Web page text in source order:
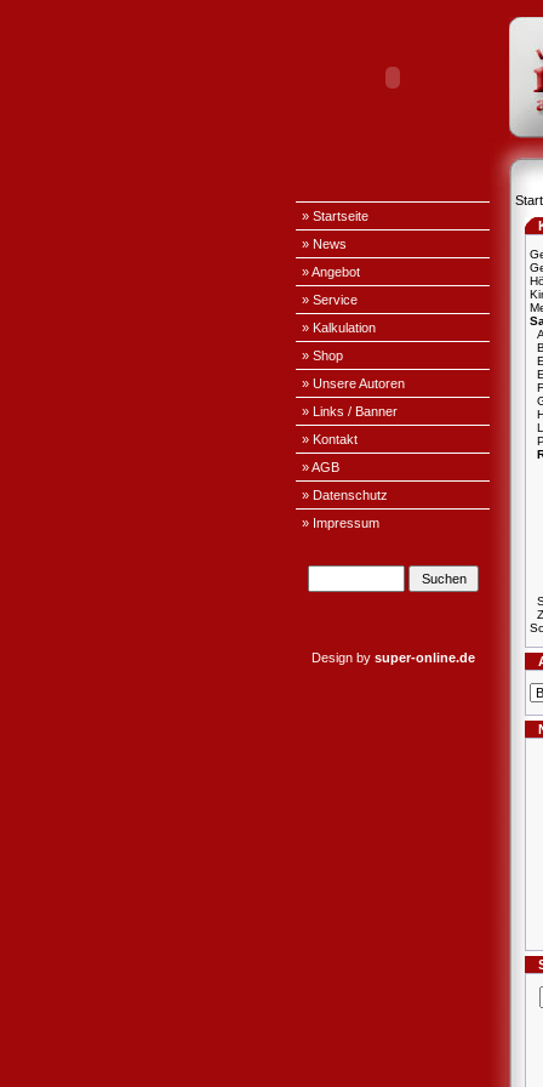
» Startseite
» News
» Angebot
» Service
» Kalkulation
» Shop
» Unsere Autoren
» Links / Banner
» Kontakt
» AGB
» Datenschutz
» Impressum
Design by super-online.de